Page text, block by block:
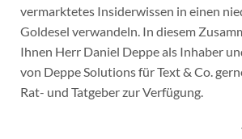
vermarktetes Insiderwissen in einen
Goldesel verwandeln. In diesem
Ihnen Herr Daniel Deppe als Inhaber
von Deppe Solutions für Text & Co.
Rat- und Tatgeber zur Verfügung.